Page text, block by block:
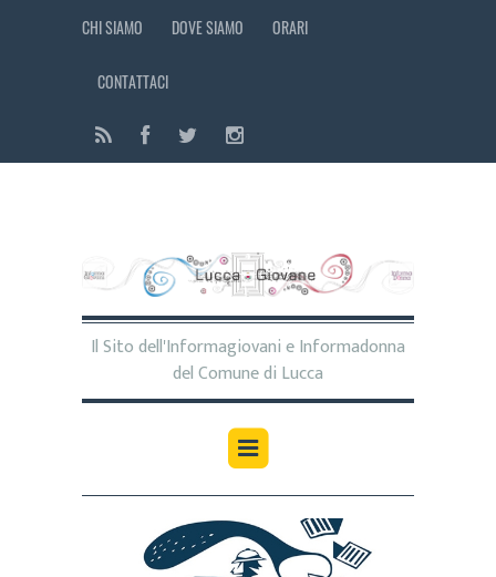
CHI SIAMO DOVE SIAMO ORARI
CONTATTACI
Il Sito dell'Informagiovani e Informadonna
del Comune di Lucca